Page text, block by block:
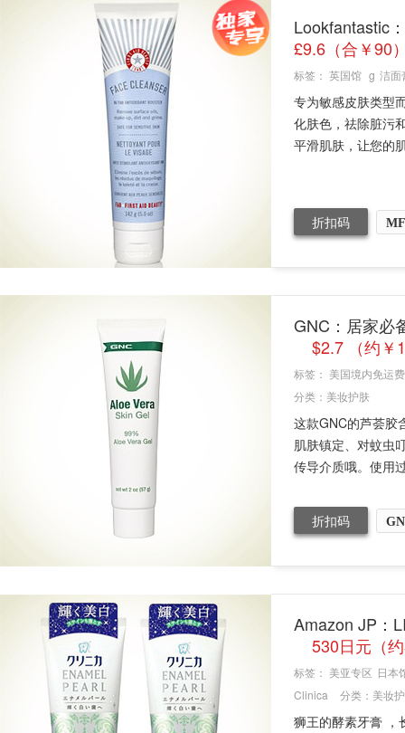
Lookfantastic
£9.6（合￥90
标签： 英国馆 g 洁面
专为敏感皮肤类型
化肤色，祛除脏污
平滑肌肤，让您的
折扣码
GNC：居家必
$2.7 （约￥
标签： 美国境内免运费
分类： 美妆护肤
这款GNC的芦荟胶
肌肤镇定、对蚊虫
传导介质哦。使用
折扣码
Amazon JP：
530日元（
标签： 美亚专区 日本
Clinica
分类： 美妆
狮王的酵素牙膏 ，